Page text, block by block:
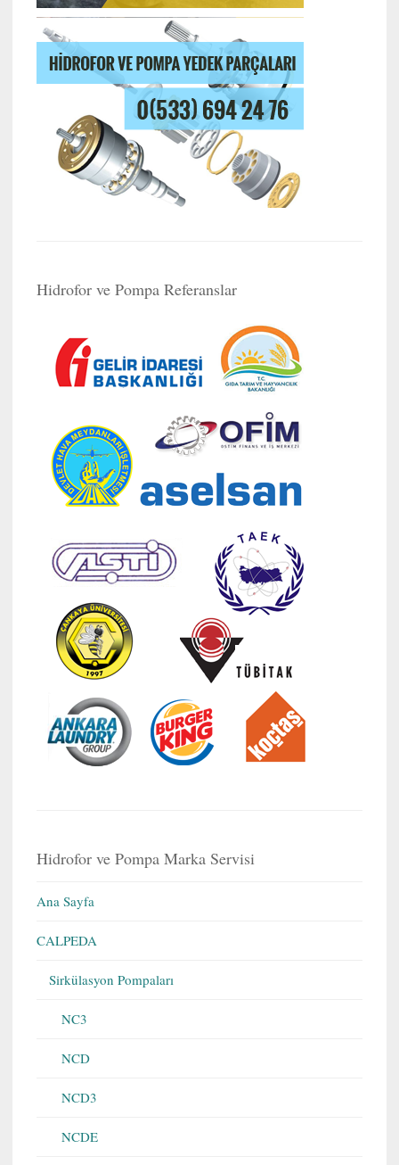
Hidrofor ve Pompa Referanslar
Hidrofor ve Pompa Marka Servisi
Ana Sayfa
CALPEDA
Sirkülasyon Pompaları
NC3
NCD
NCD3
NCDE